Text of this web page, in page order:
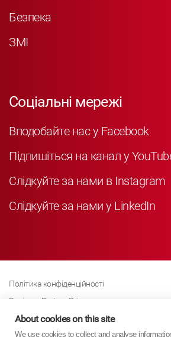
Безпека
ЗМІ
Соціальні мережі
Вподобайте нас у Facebook
Підпишіться на канал у
Слідкуйте за нами в Instagram
Слідкуйте за нами у LinkedIn
Політика конфіденційності
Business Partner Privacy
Політика щодо файлів cookie
Сучасна політика Закону про рабство
About cookies on this site
We use cookies to collect and analyse